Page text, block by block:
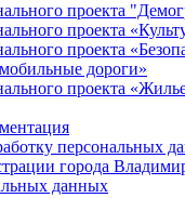
проекта
проекта
проекта
дороги»
проекта
персональных
города
данных